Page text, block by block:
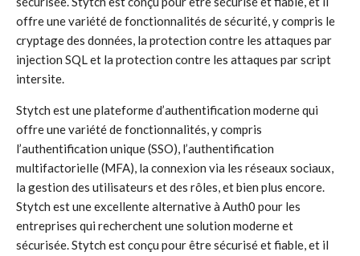
offre une variété de fonctionnalités de sécurité, y compris le
cryptage des données, la protection contre les attaques par
injection SQL et la protection contre les attaques par script
intersite.
Stytch est une plateforme d’authentification moderne qui
offre une variété de fonctionnalités, y compris
l’authentification unique (SSO), l’authentification
multifactorielle (MFA), la connexion via les réseaux sociaux,
la gestion des utilisateurs et des rôles, et bien plus encore.
Stytch est une excellente alternative à Auth0 pour les
entreprises qui recherchent une solution moderne et
sécurisée. Stytch est conçu pour être sécurisé et fiable, et il